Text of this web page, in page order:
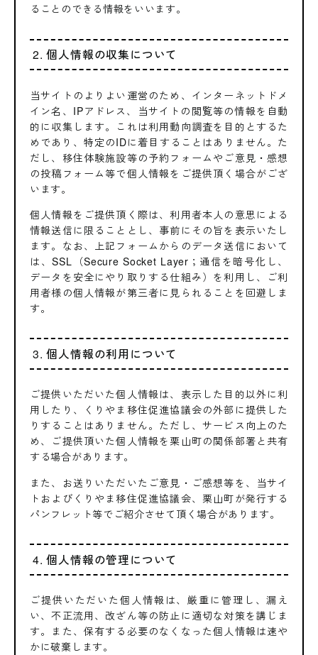
ることのできる情報をいいます。
2. 個人情報の収集について
当サイトのよりよい運営のため、インターネットドメ
イン名、IPアドレス、当サイトの閲覧等の情報を自動
的に収集します。これは利用動向調査を目的とするた
めであり、特定のIDに着目することはありません。た
だし、移住体験施設等の予約フォームやご意見・感想
の投稿フォーム等で個人情報をご提供頂く場合がござ
います。
個人情報をご提供頂く際は、利用者本人の意思による
情報送信に限ることとし、事前にその旨を表示いたし
ます。なお、上記フォームからのデータ送信において
は、SSL（Secure Socket Layer；通信を暗号化し、
データを安全にやり取りする仕組み）を利用し、ご利
用者様の個人情報が第三者に見られることを回避しま
す。
3. 個人情報の利用について
ご提供いただいた個人情報は、表示した目的以外に利
用したり、くりやま移住促進協議会の外部に提供した
りすることはありません。ただし、サービス向上のた
め、ご提供頂いた個人情報を栗山町の関係部署と共有
する場合があります。
また、お送りいただいたご意見・ご感想等を、当サイ
トおよびくりやま移住促進協議会、栗山町が発行する
パンフレット等でご紹介させて頂く場合があります。
4. 個人情報の管理について
ご提供いただいた個人情報は、厳重に管理し、漏え
い、不正流用、改ざん等の防止に適切な対策を講じま
す。また、保有する必要のなくなった個人情報は速や
かに破棄します。